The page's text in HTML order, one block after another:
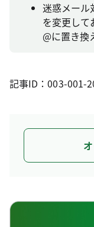
迷惑メール
を変更して
@に置き換
記事ID：003-001-